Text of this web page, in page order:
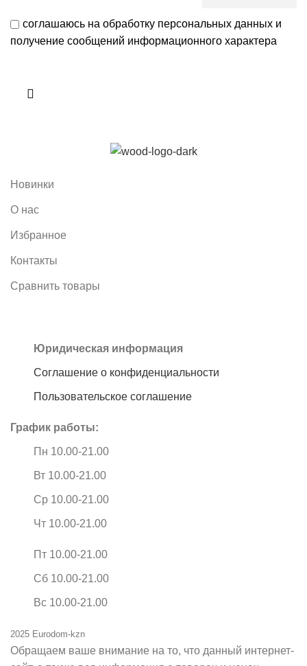
соглашаюсь на обработку персональных данных и
получение сообщений информационного характера
Новинки
О нас
Избранное
Контакты
Сравнить товары
Юридическая информация
Соглашение о конфиденциальности
Пользовательское соглашение
График работы:
Пн 10.00-21.00
Вт 10.00-21.00
Ср 10.00-21.00
Чт 10.00-21.00
Пт 10.00-21.00
Сб 10.00-21.00
Вс 10.00-21.00
2025 Eurodom-kzn
Обращаем ваше внимание на то, что данный интернет-